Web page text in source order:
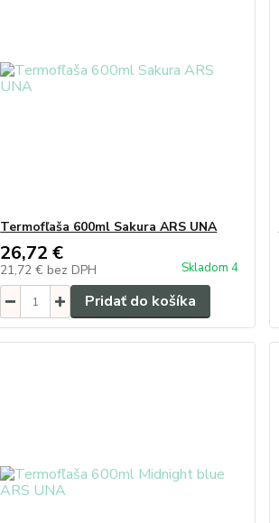
Termofľaša 600ml Sakura ARS UNA
26,72 €
21,72 € bez DPH Skladom 4
Pridať do košíka